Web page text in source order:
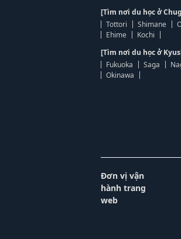
[Tìm nơi du học ở
Tottori
Shimane
Ehime
Kochi
[Tìm nơi du học ở
Fukuoka
Saga
Okinawa
Đơn vị vận
hành trang
web